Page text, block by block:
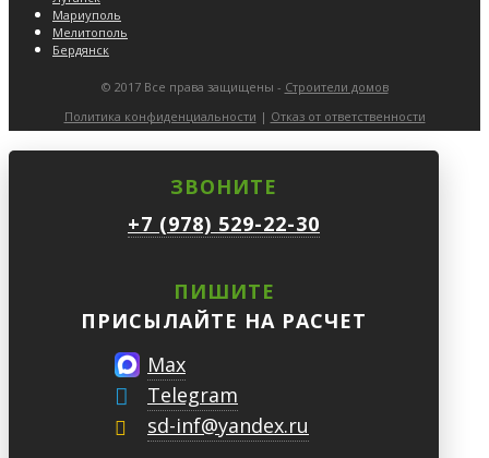
Мариуполь
Мелитополь
Бердянск
© 2017 Все права защищены - Строители домов
Политика конфиденциальности | Отказ от ответственности
ЗВОНИТЕ
+7 (978) 529-22-30
ПИШИТЕ
ПРИСЫЛАЙТЕ НА РАСЧЕТ
Max
Telegram
sd-inf@yandex.ru